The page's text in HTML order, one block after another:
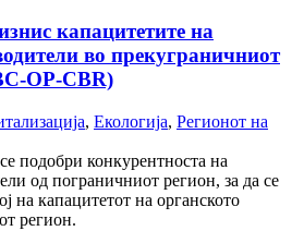
капацитетите на
во прекуграничниот
OP-CBR)
, Екологија, Регионот на
подобри конкурентноста на
од пограничниот регион, за да се
на капацитетот на органското
регион.